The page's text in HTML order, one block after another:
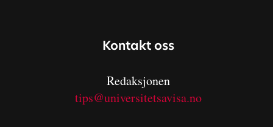
Kontakt oss
Redaksjonen
tips@universitetsavisa.no